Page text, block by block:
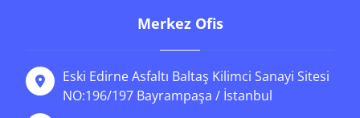
Merkez Ofis
Eski Edirne Asfaltı Baltaş Kilimci Sanayi Sitesi
NO:196/197 Bayrampaşa / İstanbul